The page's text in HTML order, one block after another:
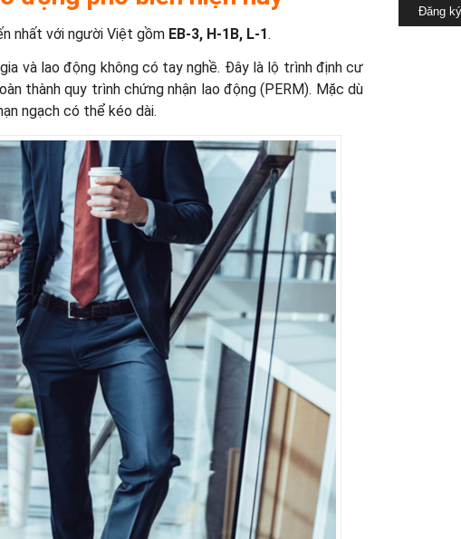
nhất với người Việt gồm EB-3, H-1B, L-1.
và lao động không có tay nghề. Đây là lộ trình định cư
thành quy trình chứng nhận lao động (PERM). Mặc dù
ngạch có thể kéo dài.